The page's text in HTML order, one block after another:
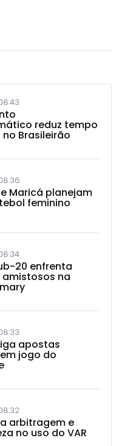
reduz tempo
Brasileirão
Maricá planejam
feminino
20 enfrenta
amistosos na
apostas
jogo do
arbitragem e
no uso do VAR